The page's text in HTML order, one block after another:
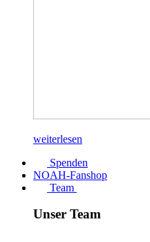
weiterlesen
Spenden
NOAH-Fanshop
Team
Unser Team